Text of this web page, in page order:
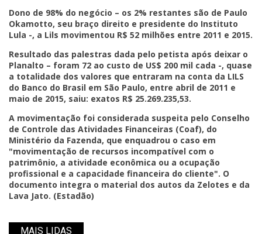
Dono de 98% do negócio – os 2% restantes são de Paulo
Okamotto, seu braço direito e presidente do Instituto
Lula -, a Lils movimentou R$ 52 milhões entre 2011 e 2015.
Resultado das palestras dada pelo petista após deixar o
Planalto – foram 72 ao custo de US$ 200 mil cada -, quase
a totalidade dos valores que entraram na conta da LILS
do Banco do Brasil em São Paulo, entre abril de 2011 e
maio de 2015, saiu: exatos R$ 25.269.235,53.
A movimentação foi considerada suspeita pelo Conselho
de Controle das Atividades Financeiras (Coaf), do
Ministério da Fazenda, que enquadrou o caso em
"movimentação de recursos incompatível com o
patrimônio, a atividade econômica ou a ocupação
profissional e a capacidade financeira do cliente". O
documento integra o material dos autos da Zelotes e da
Lava Jato. (Estadão)
MAIS LIDAS